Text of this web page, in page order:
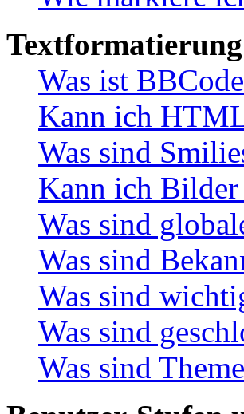
Was ist
Kann ich
Was sind
Kann ich Bilder
Was sind
Was sind
Was sind
Was sind
Was sind